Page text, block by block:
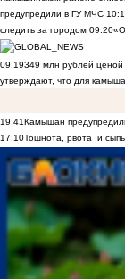
предупредили в ГУ МЧС
следить за городом 09:20
09:19349 млн рублей
утверждают, что для
19:41Камышан
17:10Тошнота, рвота и